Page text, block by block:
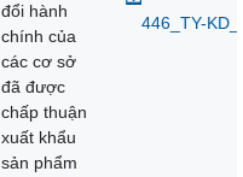
đổi hành
chính của
các cơ sở
đã được
chấp thuận
xuất khẩu
sản phẩm
446_TY-